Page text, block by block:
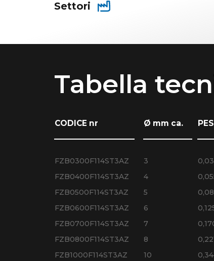
Settori
Tabella
CODICE nr Ø mm ca.
FZB0300F114ST3AZ 3
FZB0400F114ST3AZ
4
FZB0500F114ST3AZ
5
FZB0600F114ST3AZ
6
FZB0700F114ST3AZ
7
FZB0800F114ST3AZ
8
FZB1000F114ST3AZ
10